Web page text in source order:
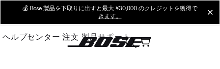
Main
💰 Bose 製品を下取りに出すと最大 ¥30,000 のクレジットを獲得で
きます。
ヘルプセンター 注文 製品サポート